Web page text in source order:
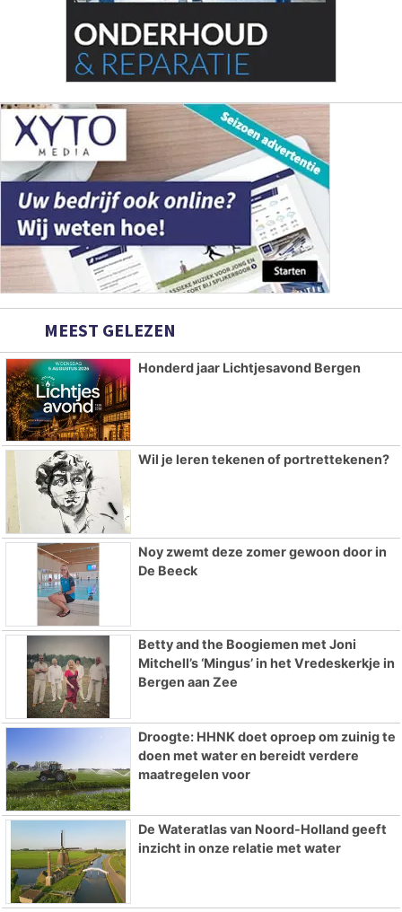
MEEST GELEZEN
Honderd jaar Lichtjesavond Bergen
Wil je leren tekenen of portrettekenen?
Noy zwemt deze zomer gewoon door in
De Beeck
Betty and the Boogiemen met Joni
Mitchell’s ‘Mingus’ in het Vredeskerkje in
Bergen aan Zee
Droogte: HHNK doet oproep om zuinig te
doen met water en bereidt verdere
maatregelen voor
De Wateratlas van Noord-Holland geeft
inzicht in onze relatie met water